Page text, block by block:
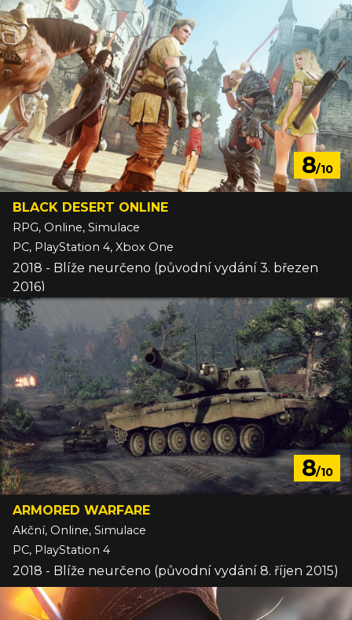
8/10
BLACK DESERT ONLINE
RPG, Online, Simulace
PC, PlayStation 4, Xbox One
2018 - Blíže neurčeno (původní vydání 3. březen
2016)
8/10
ARMORED WARFARE
Akční, Online, Simulace
PC, PlayStation 4
2018 - Blíže neurčeno (původní vydání 8. říjen 2015)